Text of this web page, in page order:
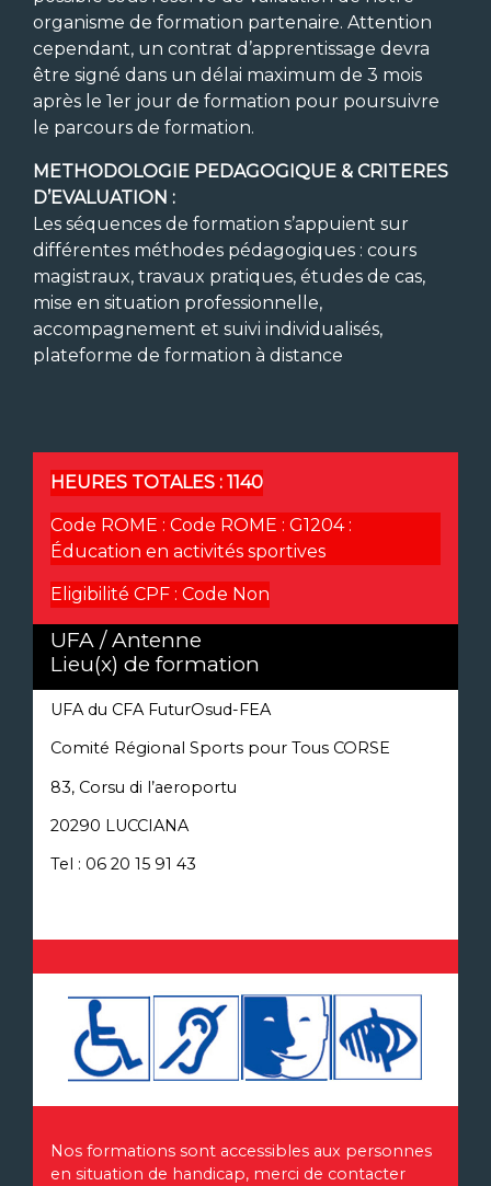
organisme de formation partenaire. Attention
cependant, un contrat d’apprentissage devra
être signé dans un délai maximum de 3 mois
après le 1er jour de formation pour poursuivre
le parcours de formation.
METHODOLOGIE PEDAGOGIQUE & CRITERES
D’EVALUATION :
Les séquences de formation s’appuient sur
différentes méthodes pédagogiques : cours
magistraux, travaux pratiques, études de cas,
mise en situation professionnelle,
accompagnement et suivi individualisés,
plateforme de formation à distance
HEURES TOTALES : 1140
Code ROME : Code ROME : G1204 :
Éducation en activités sportives
Eligibilité CPF : Code Non
UFA / Antenne
Lieu(x) de formation
UFA du CFA FuturOsud-FEA
Comité Régional Sports pour Tous CORSE
83, Corsu di l’aeroportu
20290 LUCCIANA
Tel : 06 20 15 91 43
Nos formations sont accessibles aux personnes
en situation de handicap, merci de contacter